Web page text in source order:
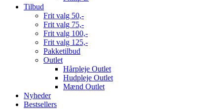
Tilbud
Frit valg 50,-
Frit valg 75,-
Frit valg 100,-
Frit valg 125,-
Pakketilbud
Outlet
Hårpleje Outlet
Hudpleje Outlet
Mænd Outlet
Nyheder
Bestsellers